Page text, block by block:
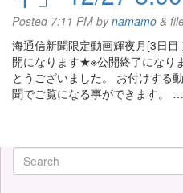
Posted 7:11 PM bynamamo &
海通信新聞限定動画輝夜月[3日
開になります★※公開終了になり
とうございました。 お付けする
聞でご覧になる事ができます。 …